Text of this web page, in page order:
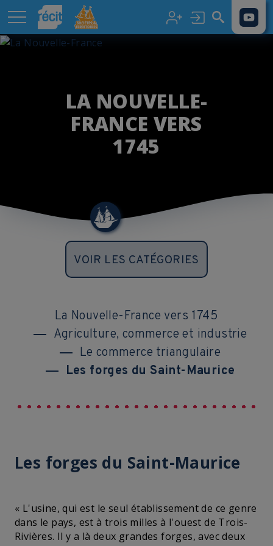
Aller au contenu principal
LA NOUVELLE-
FRANCE VERS
1745
VOIR LES CATÉGORIES
La Nouvelle-France vers 1745
Agriculture, commerce et industrie
Le commerce triangulaire
Les forges du Saint-Maurice
Les forges du Saint-Maurice
« L'usine, qui est le seul établissement de ce genre
dans le pays, est à trois milles à l'ouest de Trois-
Rivières. Il y a là deux grandes forges, avec deux